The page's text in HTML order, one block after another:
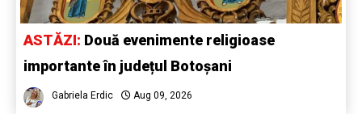
ASTĂZI: Două evenimente religioase
importante în județul Botoșani
Gabriela Erdic Aug 09, 2026